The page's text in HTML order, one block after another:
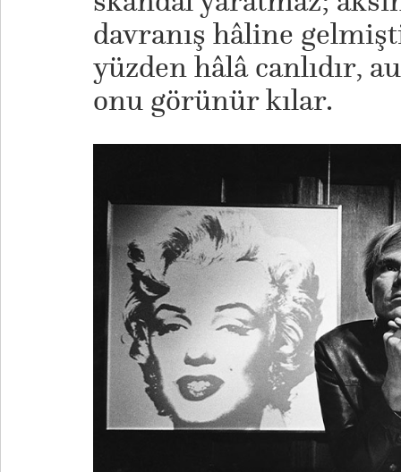
davranış hâline
yüzden hâlâ canlıdır,
onu görünür kılar.